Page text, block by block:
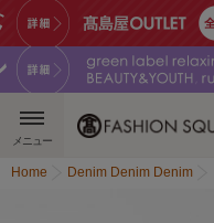
メニュー
Home Denim Denim Denim